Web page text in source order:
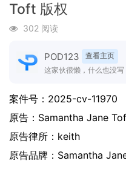
Toft 版权
302 阅读
POD123
查看主页
这家伙很懒，什么也没写
案件号： 2025-cv-11970
原告： Samantha Jane
原告律所：keith
原告品牌： Samantha